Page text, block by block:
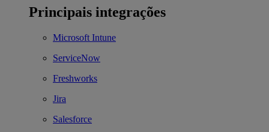
Principais integrações
Microsoft Intune
ServiceNow
Freshworks
Jira
Salesforce